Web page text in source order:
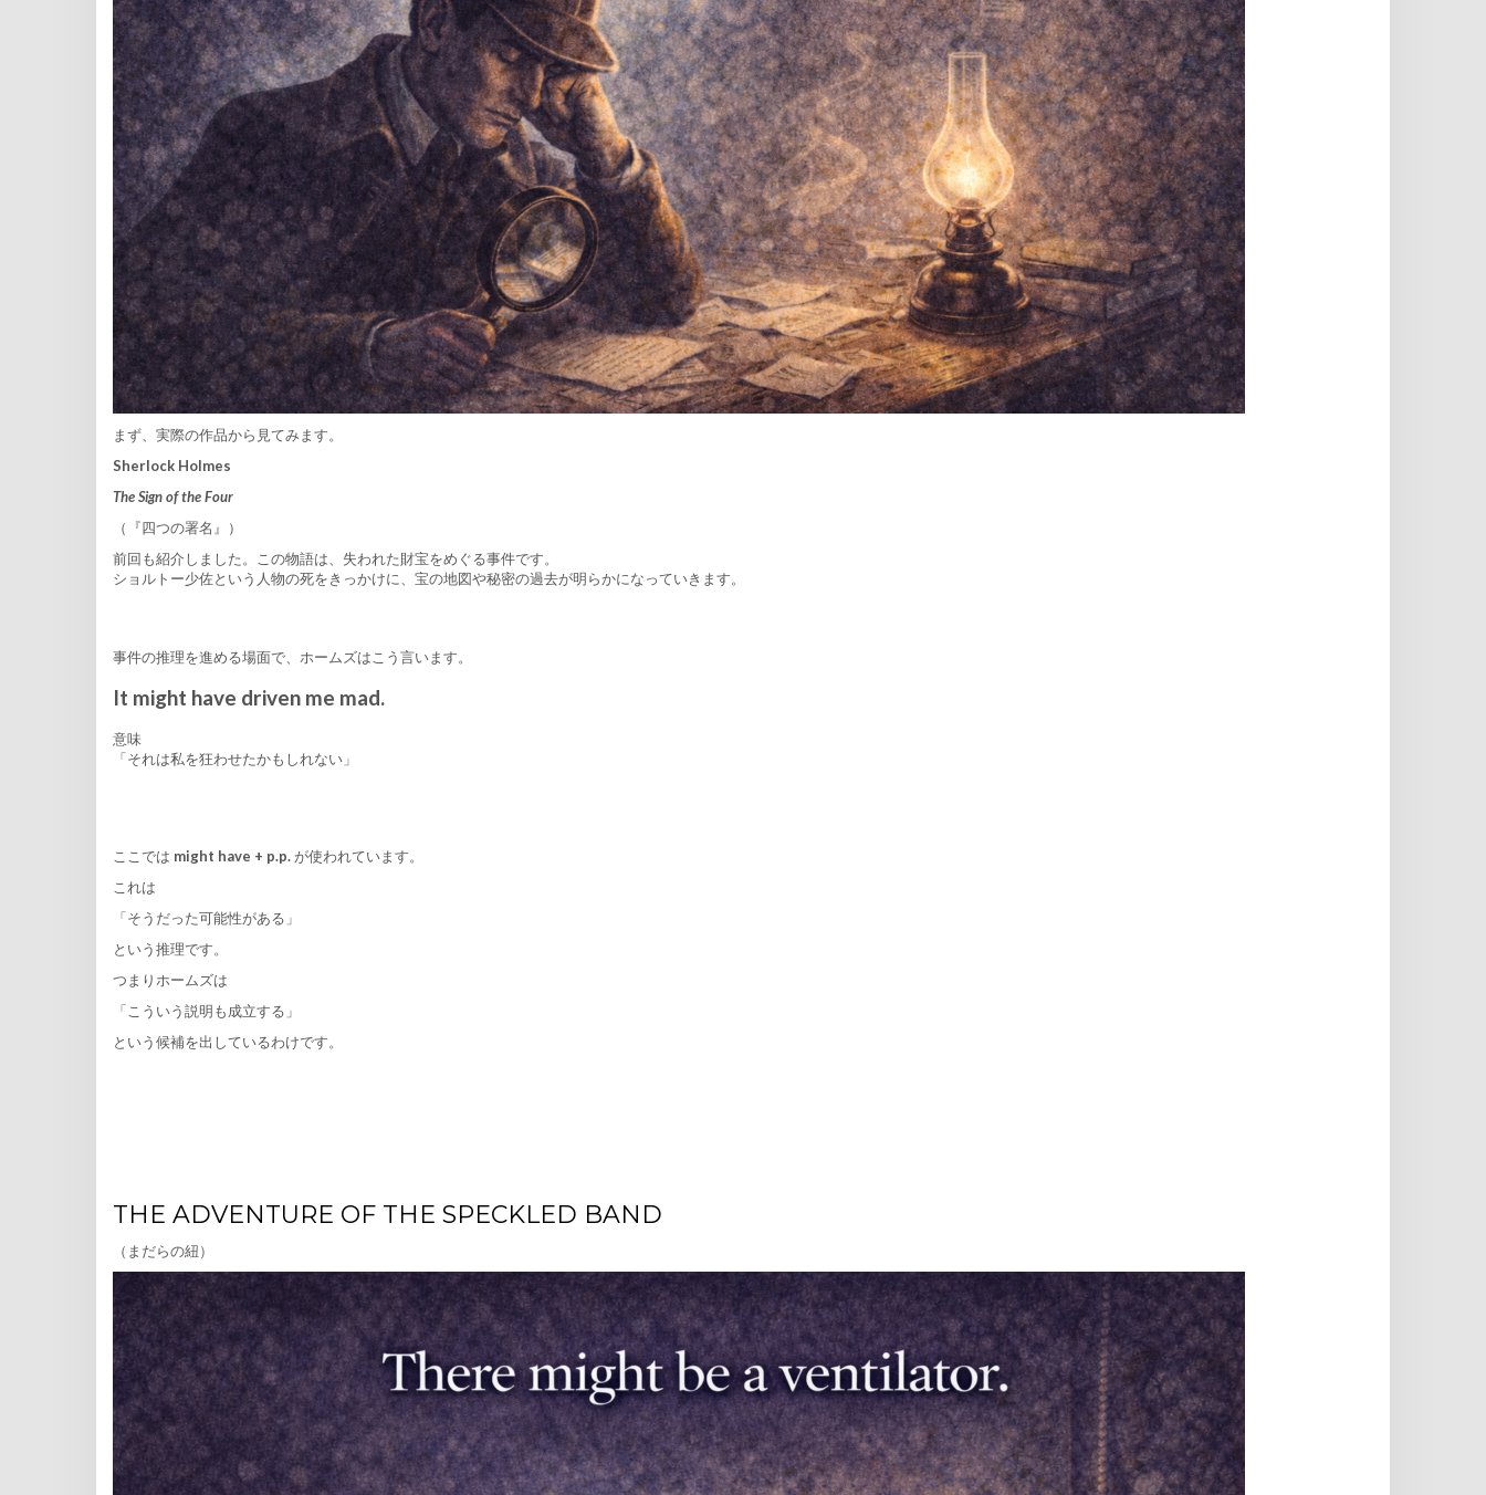
まず、実際の作品から見てみます。
Sherlock Holmes
The Sign of the Four
（『四つの署名』）
前回も紹介しました。この物語は、失われた財宝をめぐる事件です。
ショルトー少佐という人物の死をきっかけに、宝の地図や秘密の過去が明らかになっていきます。
事件の推理を進める場面で、ホームズはこう言います。
It might have driven me mad.
意味
「それは私を狂わせたかもしれない」
ここでは might have + p.p. が使われています。
これは
「そうだった可能性がある」
という推理です。
つまりホームズは
「こういう説明も成立する」
という候補を出しているわけです。
THE ADVENTURE OF THE SPECKLED BAND
（まだらの紐）